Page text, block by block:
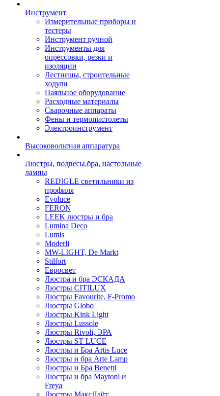
Инструмент
Измерительные приборы и
тестеры
Инструмент ручной
Инструменты для
опрессовки, резки и
изоляции
Лестницы, строительные
ходули
Паяльное оборудование
Расходные материалы
Сварочные аппараты
Фены и термопистолеты
Электроинструмент
Высоковольтная аппаратура
Люстры, подвесы,бра, настольные
лампы
REDIGLE светильники из
профиля
Evoluce
FERON
LEEK люстры и бра
Lumina Deco
Lumis
Moderli
MW-LIGHT, De Markt
Stilfort
Евросвет
Люстра и бра ЭСКАДА
Люстры CITILUX
Люстры Favourite, F-Promo
Люстры Globo
Люстры Kink Light
Люстры Lussole
Люстры Rivoli, ЭРА
Люстры ST LUCE
Люстры и Бра Artis Luce
Люстры и бра Arte Lamp
Люстры и Бра Benetti
Люстры и бра Maytoni и
Freya